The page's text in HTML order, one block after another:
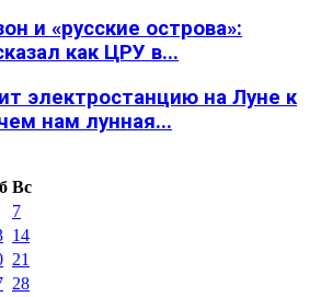
и «русские острова»:
как ЦРУ в...
электростанцию на Луне к
нам лунная...
Вс
7
14
21
28